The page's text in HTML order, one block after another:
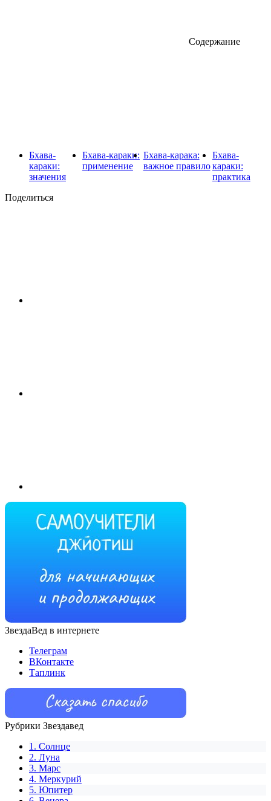
Содержание
Бхава-
караки:
значения
Бхава-караки:
применение
Бхава-карака:
важное правило
Бхава-
караки:
практика
Поделиться
ЗвездаВед в интернете
Телеграм
ВКонтакте
Таплинк
Рубрики Звездавед
1. Солнце
2. Луна
3. Марс
4. Меркурий
5. Юпитер